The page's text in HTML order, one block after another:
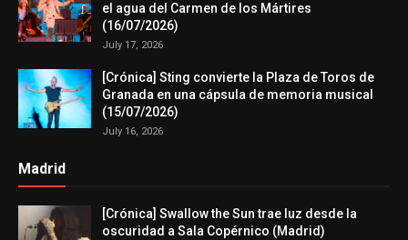
el agua del Carmen de los Mártires
(16/07/2026)
July 17, 2026
[Crónica] Sting convierte la Plaza de Toros de
Granada en una cápsula de memoria musical
(15/07/2026)
July 16, 2026
Madrid
[Crónica] Swallow the Sun trae luz desde la
oscuridad a Sala Copérnico (Madrid)